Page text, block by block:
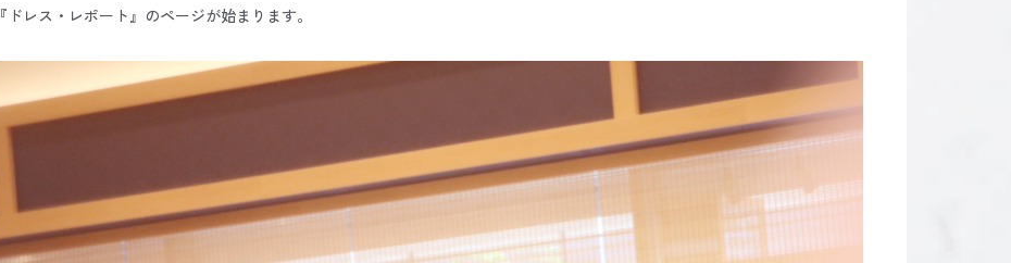
『ドレス・レポート』のページが始まります。